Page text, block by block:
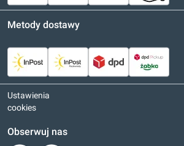
Metody dostawy
Ustawienia
cookies
Obserwuj nas